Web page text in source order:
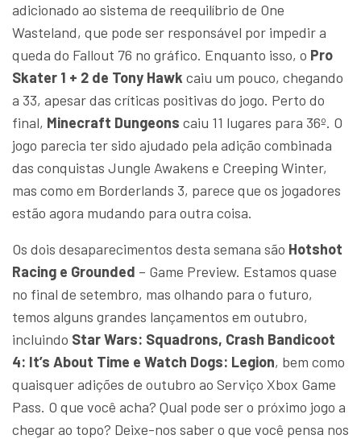
adicionado ao sistema de reequilíbrio de One
Wasteland, que pode ser responsável por impedir a
queda do Fallout 76 no gráfico. Enquanto isso, o Pro
Skater 1 + 2 de Tony Hawk caiu um pouco, chegando
a 33, apesar das críticas positivas do jogo. Perto do
final, Minecraft Dungeons caiu 11 lugares para 36º. O
jogo parecia ter sido ajudado pela adição combinada
das conquistas Jungle Awakens e Creeping Winter,
mas como em Borderlands 3, parece que os jogadores
estão agora mudando para outra coisa.
Os dois desaparecimentos desta semana são Hotshot
Racing e Grounded – Game Preview. Estamos quase
no final de setembro, mas olhando para o futuro,
temos alguns grandes lançamentos em outubro,
incluindo Star Wars: Squadrons, Crash Bandicoot
4: It’s About Time e Watch Dogs: Legion, bem como
quaisquer adições de outubro ao Serviço Xbox Game
Pass. O que você acha? Qual pode ser o próximo jogo a
chegar ao topo? Deixe-nos saber o que você pensa nos